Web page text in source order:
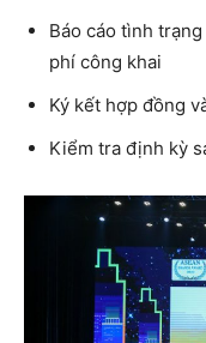
Báo cáo tình
phí công khai
Ký kết hợp đồng
Kiểm tra định kỳ